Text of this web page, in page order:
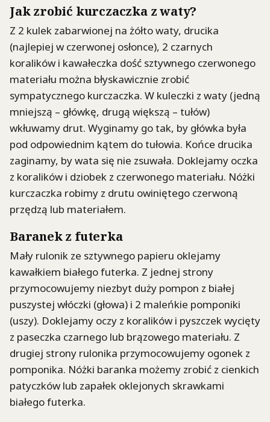
Jak zrobić kurczaczka z waty?
Z 2 kulek zabarwionej na żółto waty, drucika
(najlepiej w czerwonej osłonce), 2 czarnych
koralików i kawałeczka dość sztywnego czerwonego
materiału można błyskawicznie zrobić
sympatycznego kurczaczka. W kuleczki z waty (jedną
mniejszą – główkę, drugą większą – tułów)
wkłuwamy drut. Wyginamy go tak, by główka była
pod odpowiednim kątem do tułowia. Końce drucika
zaginamy, by wata się nie zsuwała. Doklejamy oczka
z koralików i dziobek z czerwonego materiału. Nóżki
kurczaczka robimy z drutu owiniętego czerwoną
przędzą lub materiałem.
Baranek z futerka
Mały rulonik ze sztywnego papieru oklejamy
kawałkiem białego futerka. Z jednej strony
przymocowujemy niezbyt duży pompon z białej
puszystej włóczki (głowa) i 2 maleńkie pomponiki
(uszy). Doklejamy oczy z koralików i pyszczek wycięty
z paseczka czarnego lub brązowego materiału. Z
drugiej strony rulonika przymocowujemy ogonek z
pomponika. Nóżki baranka możemy zrobić z cienkich
patyczków lub zapałek oklejonych skrawkami
białego futerka.